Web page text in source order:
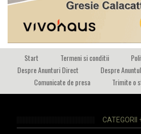
Start Termeni si conditii
Despre Anunturi Direct
Despre
Comunicate de presa
Trimite o
CATEGORII